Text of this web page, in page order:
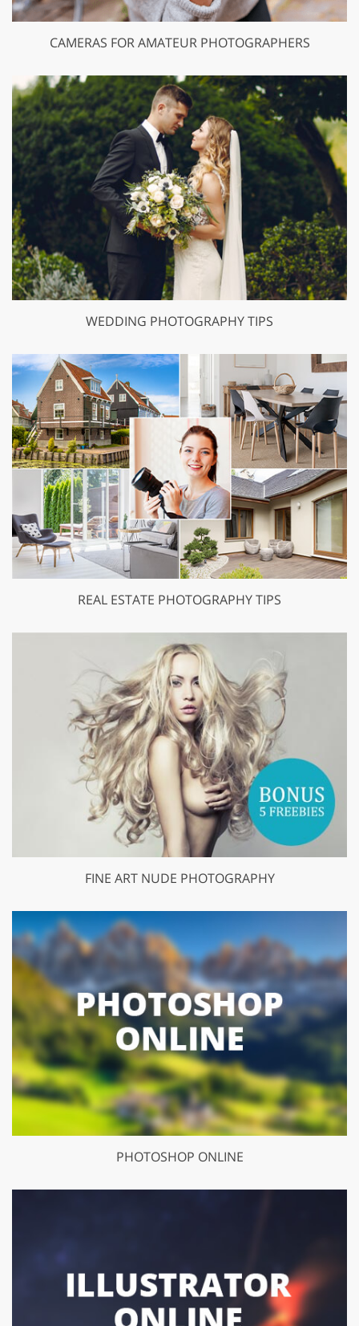
CAMERAS FOR AMATEUR PHOTOGRAPHERS
WEDDING PHOTOGRAPHY TIPS
REAL ESTATE PHOTOGRAPHY TIPS
FINE ART NUDE PHOTOGRAPHY
PHOTOSHOP ONLINE